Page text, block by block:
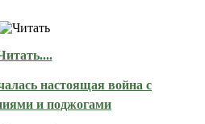
настоящая война с
и поджогами